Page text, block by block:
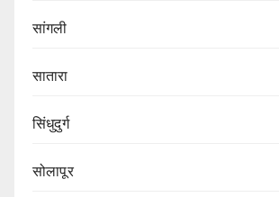
सांगली
सातारा
सिंधुदुर्ग
सोलापूर